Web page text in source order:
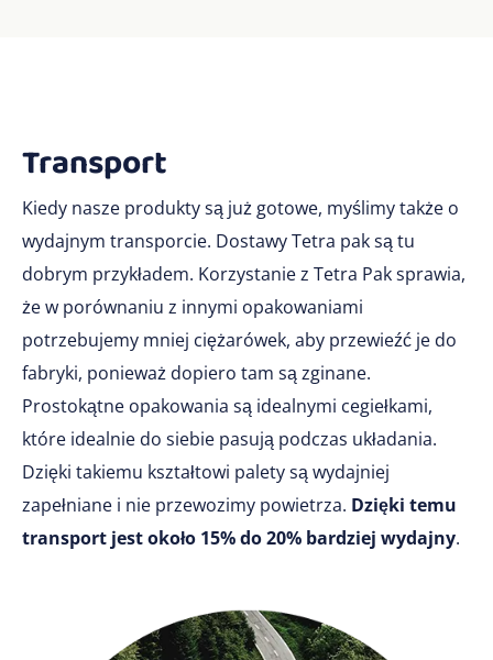
Transport
Kiedy nasze produkty są już gotowe, myślimy także o
wydajnym transporcie. Dostawy Tetra pak są tu
dobrym przykładem. Korzystanie z Tetra Pak sprawia,
że w porównaniu z innymi opakowaniami
potrzebujemy mniej ciężarówek, aby przewieźć je do
fabryki, ponieważ dopiero tam są zginane.
Prostokątne opakowania są idealnymi cegiełkami,
które idealnie do siebie pasują podczas układania.
Dzięki takiemu kształtowi palety są wydajniej
zapełniane i nie przewozimy powietrza. Dzięki temu
transport jest około 15% do 20% bardziej wydajny.